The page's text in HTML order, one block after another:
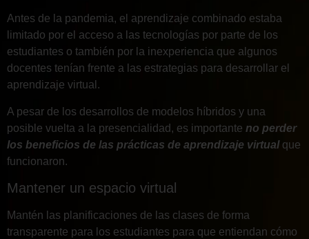
Antes de la pandemia, el aprendizaje combinado estaba
limitado por el acceso a las tecnologías por parte de los
estudiantes o también por la inexperiencia que algunos
docentes tenían frente a las estrategias para desarrollar el
aprendizaje virtual.
A pesar de los desarrollos de modelos híbridos y una
posible vuelta a la presencialidad, es importante no perder
los beneficios de las prácticas de aprendizaje virtual que
funcionaron.
Mantener un espacio virtual
Mantén las planificaciones de las clases de forma
transparente para los estudiantes para que entiendan cómo